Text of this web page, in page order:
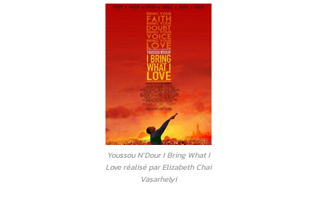
Youssou N’Dour I Bring What I
Love réalisé par Elizabeth Chai
Vasarhelyi